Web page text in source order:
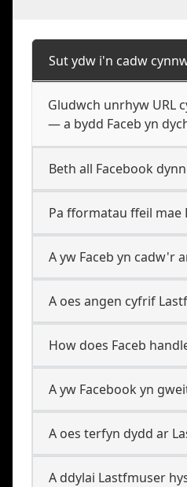
Sut ydw i'n cadw
Gludwch unrhyw URL
— a bydd Faceb yn
Beth all Facebook
Pa fformatau ffeil mae
A yw Faceb yn cadw'r
A oes angen cyfrif
How does Faceb
A yw Facebook yn
A oes terfyn dydd ar
A ddylai Lastfmuser